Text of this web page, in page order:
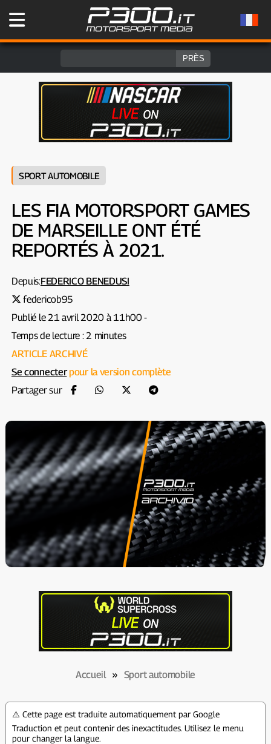
SPORT AUTOMOBILE
LES FIA MOTORSPORT GAMES
DE MARSEILLE ONT ÉTÉ
REPORTÉS À 2021.
Depuis:FEDERICO BENEDUSI
federicob95
Publié le 21 avril 2020 à 11h00 -
Temps de lecture : 2 minutes
ARTICLE ARCHIVÉ
Se connecterpour la version complète
Partager sur
Accueil» Sport automobile
⚠️ Cette page est traduite automatiquement par Google
Traduction et peut contenir des inexactitudes. Utilisez le menu
pour changer la langue.